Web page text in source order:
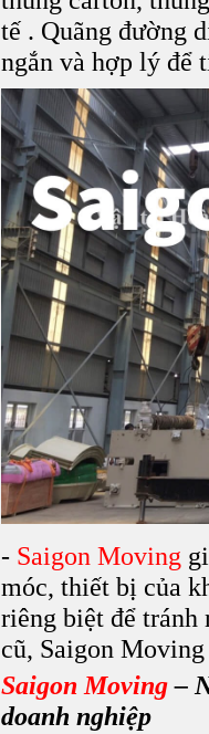
tế . Quãng đường
ngắn và hợp lý để
- Saigon Moving
móc, thiết bị của
riêng biệt để tránh
cũ, Saigon Moving
Saigon Moving–
doanh nghiệp